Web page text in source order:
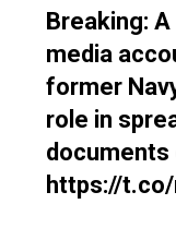
répercussions ont
des «Pentagon Leaks»
La 102e escadre de
renseignement de
l'air, à laquelle était
Jack Teixeira, le garde
national de l'air
d'avoir divulgué des
documents classifiés, a
l'ordre de suspendre sa
mission de
In "USA"
Breaking:
media
former
role in
documents
https://